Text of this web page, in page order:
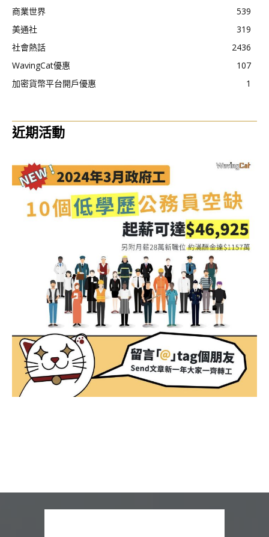
商業世界
539
美通社
319
社會熱話
2436
WavingCat優惠
107
加密貨幣平台開戶優惠
1
近期活動